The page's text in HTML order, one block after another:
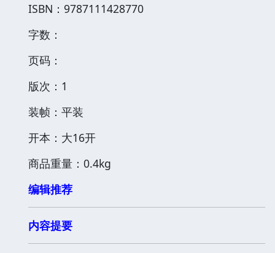
ISBN：9787111428770
字数：
页码：
版次：1
装帧：平装
开本：大16开
商品重量：0.4kg
编辑推荐
内容提要